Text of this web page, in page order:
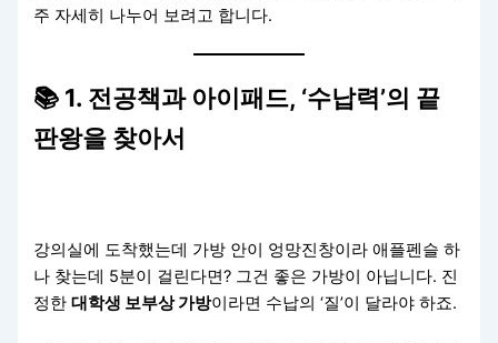
주 자세히 나누어 보려고 합니다.
📚 1. 전공책과 아이패드, ‘수납력’의 끝
판왕을 찾아서
강의실에 도착했는데 가방 안이 엉망진창이라 애플펜슬 하
나 찾는데 5분이 걸린다면? 그건 좋은 가방이 아닙니다. 진
정한대학생 보부상 가방이라면 수납의 ‘질’이 달라야 하죠.